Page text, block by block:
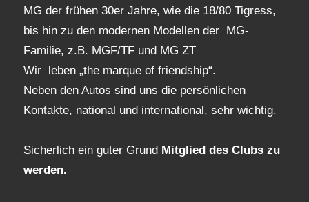
MG der frühen 30er Jahre, wie die 18/80 Tigress,
bis hin zu den modernen Modellen der MG-
Familie, z.B. MGF/TF und MG ZT
Wir leben „the marque of friendship“.
Neben den Autos sind uns die persönlichen
Kontakte, national und international, sehr wichtig.
Sicherlich ein guter Grund Mitglied des Clubs zu
werden.